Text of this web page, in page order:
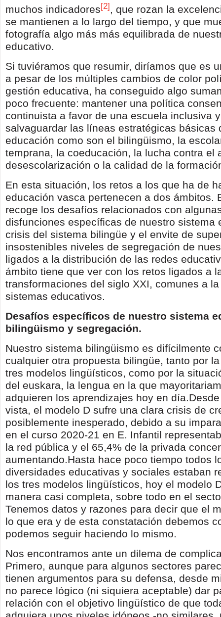
muchos indicadores[2], que rozan la
se mantienen a lo largo del tiempo, y que
fotografía algo más más equilibrada de
educativo.
Si tuviéramos que resumir, diríamos que es
a pesar de los múltiples cambios de color
gestión educativa, ha conseguido algo
poco frecuente: mantener una política
continuista a favor de una escuela inclusiva
salvaguardar las líneas estratégicas básicas
educación como son el bilingüismo, la
temprana, la coeducación, la lucha contra el
desescolarización o la calidad de la
En esta situación, los retos a los que ha de
educación vasca pertenecen a dos ámbitos.
recoge los desafíos relacionados con
disfunciones específicas de nuestro sistema
crisis del sistema bilingüe y el envite de
insostenibles niveles de segregación de
ligados a la distribución de las redes
ámbito tiene que ver con los retos ligados a
transformaciones del siglo XXI, comunes a
sistemas educativos.
Desafíos específicos de nuestro sistema
bilingüismo y segregación.
Nuestro sistema bilingüismo es difícilmente
cualquier otra propuesta bilingüe, tanto por
tres modelos lingüísticos, como por la
del euskara, la lengua en la que
adquieren los aprendizajes hoy en
vista, el modelo D sufre una clara crisis de
posiblemente inesperado, debido a su
en el curso 2020-21 en E. Infantil
la red pública y el 65,4% de la privada
aumentando.Hasta hace poco tiempo todos
diversidades educativas y sociales estaban
los tres modelos lingüísticos, hoy el modelo
manera casi completa, sobre todo en el
Tenemos datos y razones para decir que el
lo que era y de esta constatación debemos
podemos seguir haciendo lo mismo.
Nos encontramos ante un dilema de
Primero, aunque para algunos sectores
tienen argumentos para su defensa, desde
no parece lógico (ni siquiera aceptable) dar
relación con el objetivo lingüístico de que